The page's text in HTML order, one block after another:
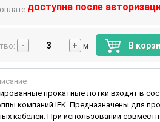
доступна после
- + м В
прокатные лотки входят в
компаний IEK. Предназначены для
кабелей. При использовании